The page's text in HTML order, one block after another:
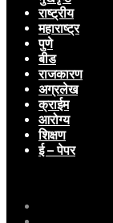
राष्ट्रीय
महाराष्ट्र
पुणे
बीड
राजकारण
अग्रलेख
क्राईम
आरोग्य
शिक्षण
ई – पेपर